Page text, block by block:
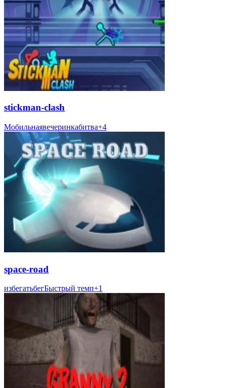
stickman-clash
Мобильнаявечеринкабитва+4
space-road
избегатьбегБыстрый темп+1